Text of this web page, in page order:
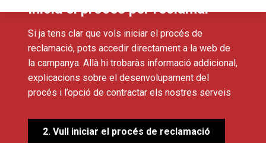
Inicia el procés per reclamar
Si ja tens clar que vols iniciar el procés de
reclamació, pots accedir directament a la web de
la campanya. Allà hi trobaràs informació addicional,
explicacions sobre el desenvolupament del
procés i l’opció de contractar els nostres serveis
2. Vull iniciar el procés de reclamació